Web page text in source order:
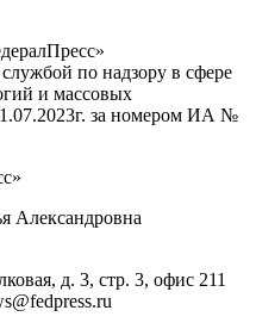
по надзору в сфере
и массовых
за номером ИА №
Александровна
д. 3, стр. 3, офис 211